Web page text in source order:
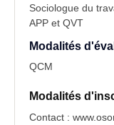
Sociologue du
APP et QVT
Modalités
QCM
Modalités
Contact :